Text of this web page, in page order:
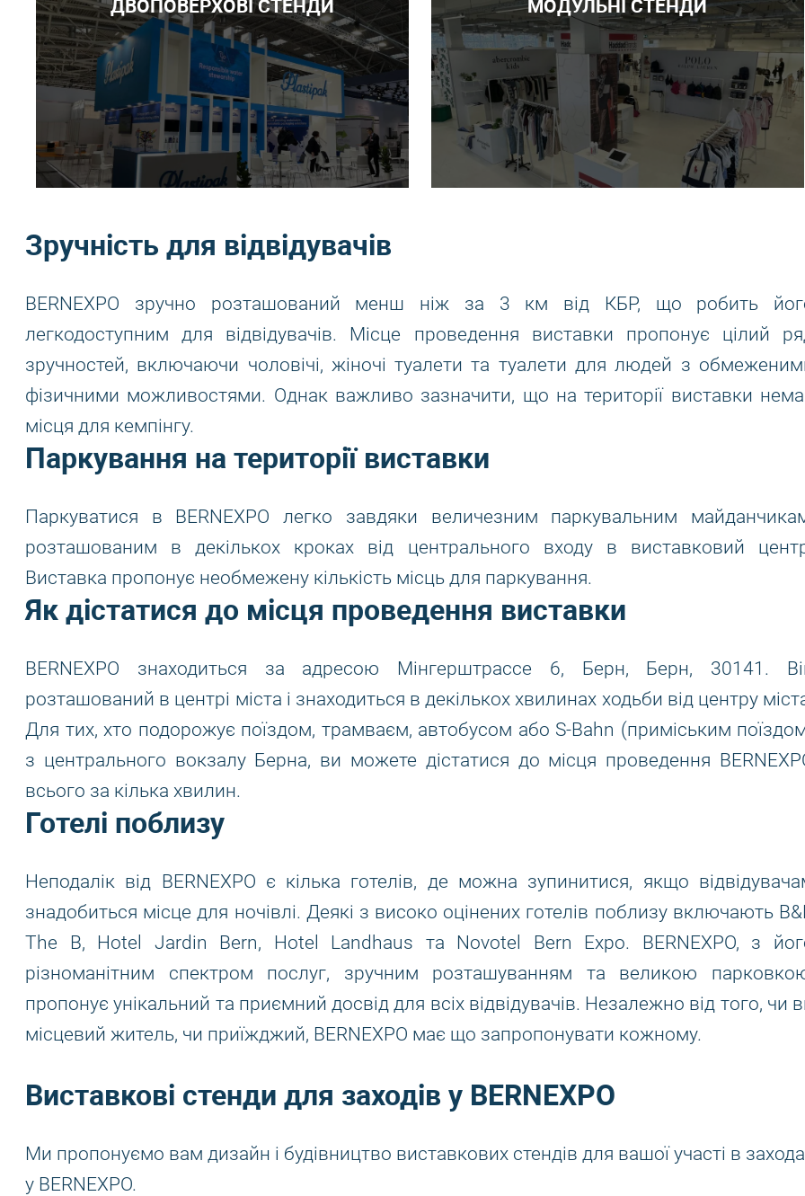
ДВОПОВЕРХОВІ СТЕНДИ МОДУЛЬНІ СТЕНДИ
Зручність для відвідувачів
BERNEXPO зручно розташований менш ніж за 3 км від КБР, що робить
легкодоступним для відвідувачів. Місце проведення виставки пропонує цілий
зручностей, включаючи чоловічі, жіночі туалети та туалети для людей з
фізичними можливостями. Однак важливо зазначити, що на території виставки
місця для кемпінгу.
Паркування на території виставки
Паркуватися в BERNEXPO легко завдяки величезним паркувальним
розташованим в декількох кроках від центрального входу в виставковий
Виставка пропонує необмежену кількість місць для паркування.
Як дістатися до місця проведення виставки
BERNEXPO знаходиться за адресою Мінгерштрассе 6, Берн, Берн, 30141.
розташований в центрі міста і знаходиться в декількох хвилинах ходьби від центру
Для тих, хто подорожує поїздом, трамваєм, автобусом або S-Bahn (приміським
з центрального вокзалу Берна, ви можете дістатися до місця проведення
всього за кілька хвилин.
Готелі поблизу
Неподалік від BERNEXPO є кілька готелів, де можна зупинитися, якщо
знадобиться місце для ночівлі. Деякі з високо оцінених готелів поблизу включають
The B, Hotel Jardin Bern, Hotel Landhaus та Novotel Bern Expo. BERNEXPO, з
різноманітним спектром послуг, зручним розташуванням та великою
пропонує унікальний та приємний досвід для всіх відвідувачів. Незалежно від того, чи
місцевий житель, чи приїжджий, BERNEXPO має що запропонувати кожному.
Виставкові стенди для заходів у BERNEXPO
Ми пропонуємо вам дизайн і будівництво виставкових стендів для вашої участі в
у BERNEXPO.